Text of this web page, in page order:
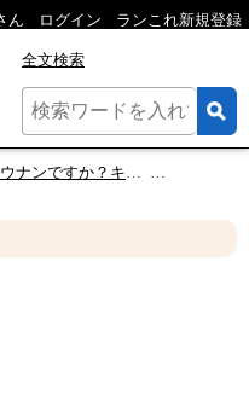
ん ログイン ランこれ新規登録
全文検索
ンですか？キャラクター人気投票